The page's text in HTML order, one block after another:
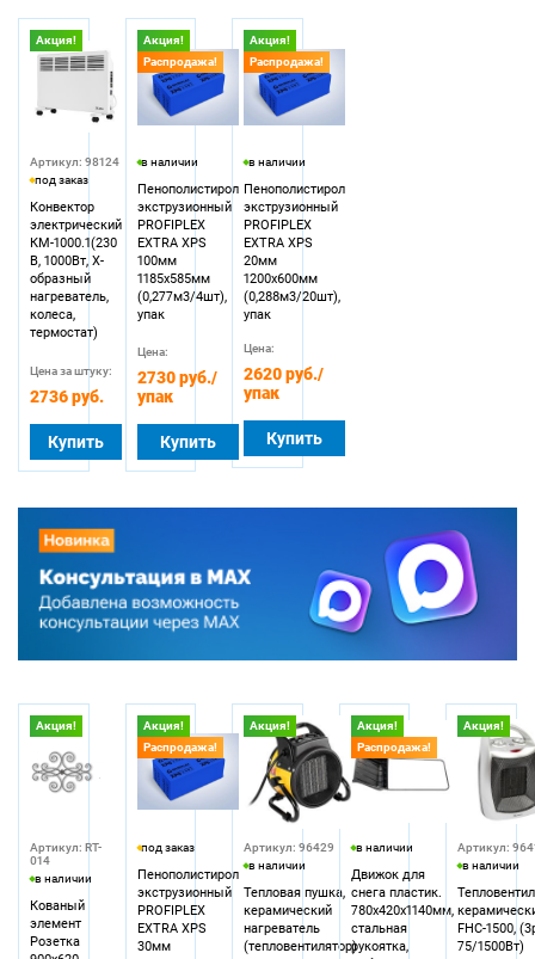
Артикул: 98124
Акция!
под заказ
Конвектор
электрический
КМ-1000.1(230
В, 1000Вт, X-
образный
нагреватель,
колеса,
термостат)
Цена за штуку:
2736 руб.
Купить
Акция!
Распродажа!
в наличии
Пенополистирол
экструзионный
PROFIPLEX
EXTRA XPS
100мм
1185х585мм
(0,277м3/4шт),
упак
Цена:
2730 руб./
упак
Купить
Акция!
Распродажа!
в наличии
Пенополистирол
экструзионный
PROFIPLEX
EXTRA XPS
20мм
1200х600мм
(0,288м3/20шт),
упак
Цена:
2620 руб./
упак
Купить
Артикул: RT-
014
Акция!
в наличии
Кованый
элемент
Розетка
Акция!
Распродажа!
под заказ
Пенополистирол
экструзионный
PROFIPLEX
EXTRA XPS
30мм
Артикул: 96429
Акция!
в наличии
Тепловая пушка,
керамический
нагреватель
(тепловентилятор)
Акция!
Распродажа!
в наличии
Движок для
снега пластик.
780х420х1140мм,
стальная
рукоятка,
Артикул:
Акция!
в наличии
FHC-1500,
75/1500Вт)